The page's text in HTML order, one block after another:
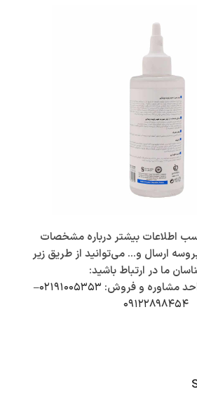
اطلاعات بیشتر درباره مشخصات
ارسال و… می‌توانید از طریق زیر
ما در ارتباط باشید:
مشاوره و فروش: ۰۲۱۹۱۰۰۵۳۵۳–
۰۹۱۲۲۸۹۸۴۵۴